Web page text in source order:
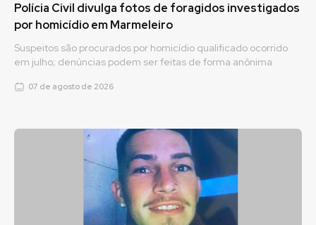
Polícia Civil divulga fotos de foragidos investigados
por homicídio em Marmeleiro
Suspeitos são procurados por homicídio qualificado ocorrido
em julho; denúncias podem ser feitas de forma anônima
07 de agosto de 2026